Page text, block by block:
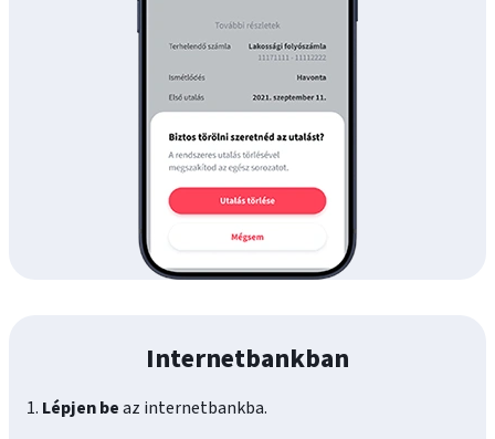
Internetbankban
1. Lépjen beaz internetbankba.